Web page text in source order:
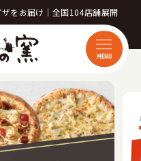
をお届け｜全国104店舗展開
MENU